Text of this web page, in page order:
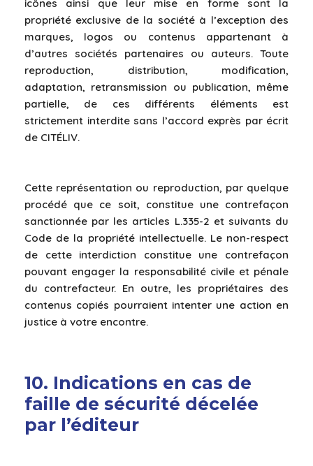
icônes ainsi que leur mise en forme sont la
propriété exclusive de la société à l’exception des
marques, logos ou contenus appartenant à
d’autres sociétés partenaires ou auteurs. Toute
reproduction, distribution, modification,
adaptation, retransmission ou publication, même
partielle, de ces différents éléments est
strictement interdite sans l’accord exprès par écrit
de CITÉLIV.
Cette représentation ou reproduction, par quelque
procédé que ce soit, constitue une contrefaçon
sanctionnée par les articles L.335-2 et suivants du
Code de la propriété intellectuelle. Le non-respect
de cette interdiction constitue une contrefaçon
pouvant engager la responsabilité civile et pénale
du contrefacteur. En outre, les propriétaires des
contenus copiés pourraient intenter une action en
justice à votre encontre.
10. Indications en cas de
faille de sécurité décelée
par l’éditeur